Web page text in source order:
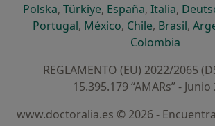
Polskase abre en una nueva pestaña
, Türkiyese abre en una
, Españase abre en
, Italiase
,
Portugalse abre en una nueva
, Méxicose abre en una
, Chilese abre en
, Brasilse
,
Colombia
REGLAMENTO (EU) 2022/2065
15.395.179 “AMARs” - Junio
www.doctoralia.es © 2026 -